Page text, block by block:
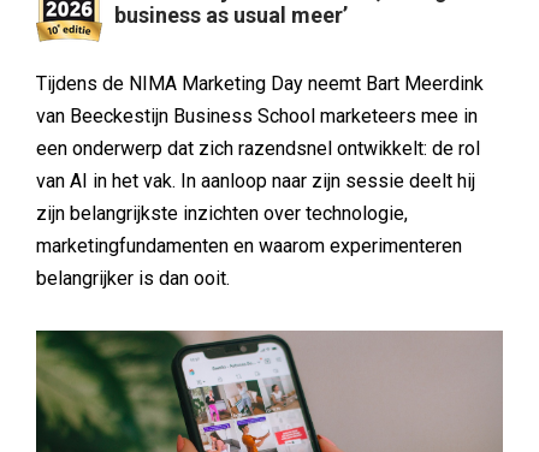
business as usual meer’
Tijdens de NIMA Marketing Day neemt Bart Meerdink
van Beeckestijn Business School marketeers mee in
een onderwerp dat zich razendsnel ontwikkelt: de rol
van AI in het vak. In aanloop naar zijn sessie deelt hij
zijn belangrijkste inzichten over technologie,
marketingfundamenten en waarom experimenteren
belangrijker is dan ooit.